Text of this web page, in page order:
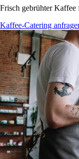
Frisch gebrühter
Kaffee-Catering